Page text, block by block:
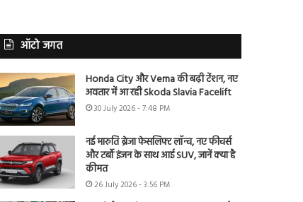
ऑटो जगत
Honda City और Verna की बढ़ी टेंशन, नए
अवतार में आ रही Skoda Slavia Facelift
30 July 2026 - 7:48 PM
नई मारुति ब्रेजा फेसलिफ्ट लॉन्च, नए फीचर्स
और टर्बो इंजन के साथ आई SUV, जानें क्या है
कीमत
26 July 2026 - 3:56 PM